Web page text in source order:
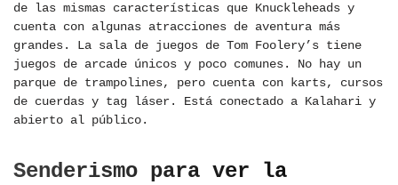
de las mismas características que Knuckleheads y
cuenta con algunas atracciones de aventura más
grandes. La sala de juegos de Tom Foolery’s tiene
juegos de arcade únicos y poco comunes. No hay un
parque de trampolines, pero cuenta con karts, cursos
de cuerdas y tag láser. Está conectado a Kalahari y
abierto al público.
Senderismo para ver la